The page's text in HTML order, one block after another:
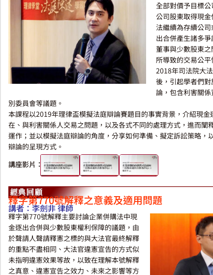
全部對價予目標
公司股東取得現
法繼續為存續公
出合併產生諸多
董事與少數股東之
所導致的交易公平
2018年司法院大
後，引起學者們
論，包含利害關
別委員會等議題。
本課程以2019年理律盃模擬法庭辯論賽題目的事實背景，介紹現
在、與利害關係人交易之問題，以及各式不同的處理方式，進而闡
運作；並以模擬法庭辯論的角度，分享如何準備、擬定訴訟策略，
辯論的呈現方式。
講座影片：
釋字第770號解釋之意義及適用問題
講者：李劍非 律師
釋字第770號解釋主要討論企業併購法中現
金逐出合併與少數股東權利保障的議題，由
於聲請人聲請釋憲之標的與大法官最終解釋
的重點不盡相同、大法官違憲宣告的方式似
未指明違憲效果等故，以致在理解本號解釋
之真意、違憲宣告之效力、未來之影響等方